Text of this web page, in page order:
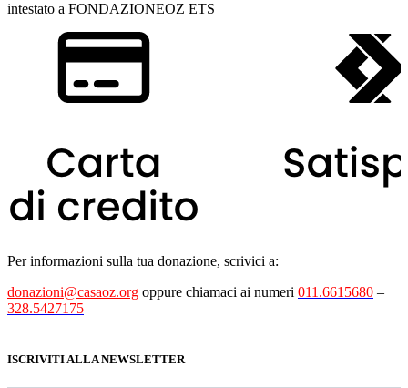
intestato a FONDAZIONEOZ ETS
Per informazioni sulla tua donazione, scrivici a:
donazioni@casaoz.org oppure chiamaci ai numeri 011.6615680 –
328.5427175
ISCRIVITI ALLA NEWSLETTER